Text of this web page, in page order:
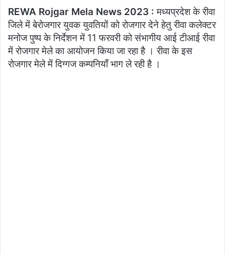
REWA Rojgar Mela News 2023 :मध्यप्रदेश के रीवा
जिले में बेरोजगार युवक युवतियों को रोजगार देने हेतु रीवा कलेक्टर
मनोज पुष्प के निर्देशन में 11 फरवरी को संभागीय आई टीआई रीवा
में रोजगार मेले का आयोजन किया जा रहा है । रीवा के इस
रोजगार मेले में दिग्गज कम्पनियाँ भाग ले रही है ।